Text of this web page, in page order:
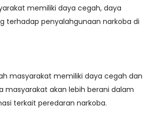
memiliki daya cegah, daya
terhadap penyalahgunaan narkoba di
masyarakat memiliki daya cegah dan
masyarakat akan lebih berani dalam
terkait peredaran narkoba.